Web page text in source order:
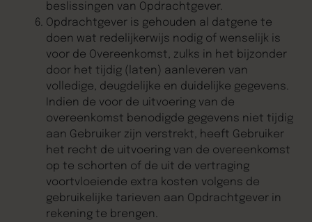
beslissingen van Opdrachtgever.
Opdrachtgever is gehouden al datgene te
doen wat redelijkerwijs nodig of wenselijk is
voor de Overeenkomst, zulks in het bijzonder
door het tijdig (laten) aanleveren van
volledige, deugdelijke en duidelijke gegevens.
Indien de voor de uitvoering van de
overeenkomst benodigde gegevens niet tijdig
aan Gebruiker zijn verstrekt, heeft Gebruiker
het recht de uitvoering van de overeenkomst
op te schorten of de uit de vertraging
voortvloeiende extra kosten volgens de
gebruikelijke tarieven aan Opdrachtgever in
rekening te brengen.